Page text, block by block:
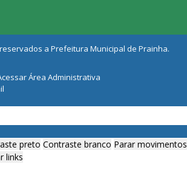
a Prefeitura Municipal de Prainha.
Área Administrativa
preto Contraste branco Parar movimentos
links